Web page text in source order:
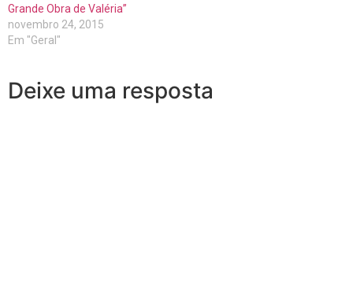
Grande Obra de Valéria”
novembro 24, 2015
Em "Geral"
Deixe uma resposta